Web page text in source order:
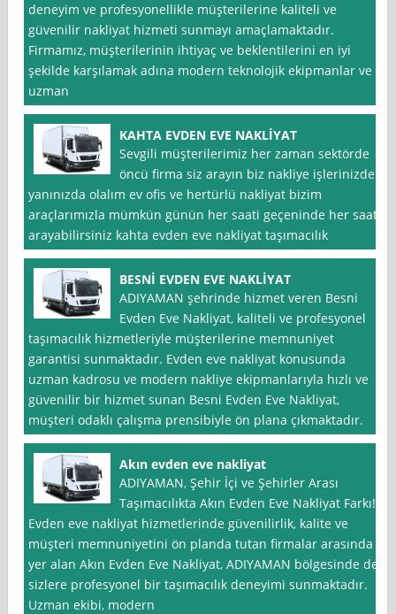
deneyim ve profesyonellikle müşterilerine kaliteli ve
güvenilir nakliyat hizmeti sunmayı amaçlamaktadır.
Firmamız, müşterilerinin ihtiyaç ve beklentilerini en iyi
şekilde karşılamak adına modern teknolojik ekipmanlar ve
uzman
KAHTA EVDEN EVE NAKLİYAT
Sevgili müşterilerimiz her zaman sektörde
öncü firma siz arayın biz nakliye işlerinizde
yanınızda olalım ev ofis ve hertürlü nakliyat bizim
araçlarımızla mümkün günün her saati geçeninde her saati
arayabilirsiniz kahta evden eve nakliyat taşımacılık
BESNİ EVDEN EVE NAKLİYAT
ADIYAMAN şehrinde hizmet veren Besni
Evden Eve Nakliyat, kaliteli ve profesyonel
taşımacılık hizmetleriyle müşterilerine memnuniyet
garantisi sunmaktadır. Evden eve nakliyat konusunda
uzman kadrosu ve modern nakliye ekipmanlarıyla hızlı ve
güvenilir bir hizmet sunan Besni Evden Eve Nakliyat,
müşteri odaklı çalışma prensibiyle ön plana çıkmaktadır.
Akın evden eve nakliyat
ADIYAMAN, Şehir İçi ve Şehirler Arası
Taşımacılıkta Akın Evden Eve Nakliyat Farkı!
Evden eve nakliyat hizmetlerinde güvenilirlik, kalite ve
müşteri memnuniyetini ön planda tutan firmalar arasında
yer alan Akın Evden Eve Nakliyat, ADIYAMAN bölgesinde de
sizlere profesyonel bir taşımacılık deneyimi sunmaktadır.
Uzman ekibi, modern